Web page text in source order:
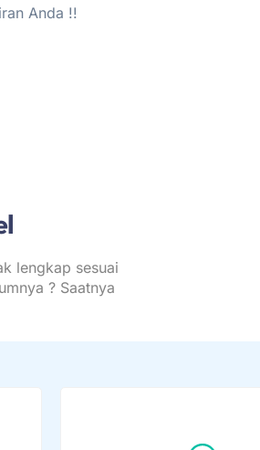
Anda !!
lengkap sesuai
? Saatnya